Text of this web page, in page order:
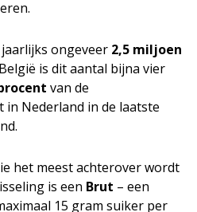
ongeveer 2,5 miljoen
is dit aantal bijna vier
van de
in Nederland in de laatste
het meest achterover wordt
is een Brut – een
15 gram suiker per